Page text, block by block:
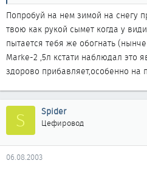
Попробуй на нем зимой на снегу
твою как рукой сымет когда у
пытается тебя же обогнать
Marke-2 ,5л кстати наблюдал это
здорово прибавляет,особенно на
S Spider
Цефировод
06.08.2003